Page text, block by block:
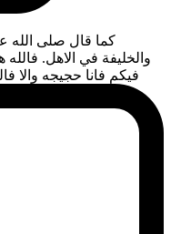
كما قال صلى الله
والخليفة في الاهل.
فيكم فانا حجيجه والا